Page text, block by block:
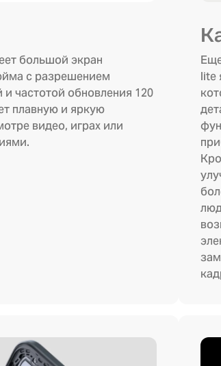
большой экран
с разрешением
и частотой обновления 120
плавную и яркую
видео, играх или
lite